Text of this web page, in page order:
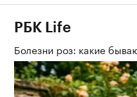
РБК Life
Болезни роз: какие